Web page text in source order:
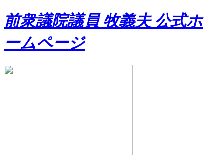
前衆議院議員 牧義夫 公式ホ
ームページ